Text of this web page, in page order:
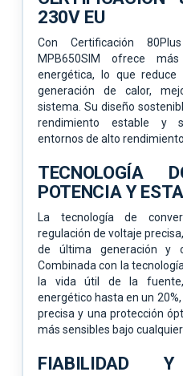
230V EU
Con Certificación
MPB650SIM ofrece
energética, lo que
generación de calor,
sistema. Su diseño
rendimiento estable y
entornos de alto rendimiento.
TECNOLOGÍA
POTENCIA Y
La tecnología de
regulación de voltaje
de última generación y
Combinada con la
la vida útil de la
energético hasta en un
precisa y una protección
más sensibles bajo
FIABILIDAD Y